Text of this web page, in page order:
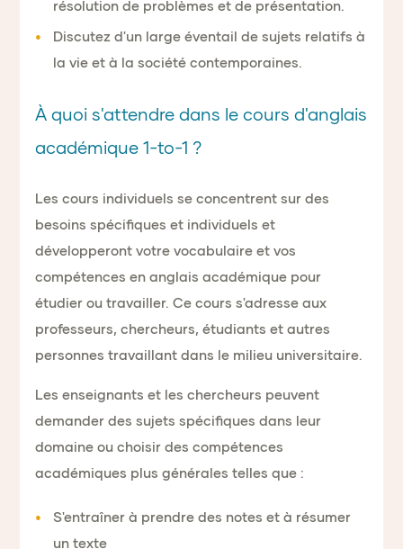
résolution de problèmes et de présentation.
Discutez d'un large éventail de sujets relatifs à
la vie et à la société contemporaines.
À quoi s'attendre dans le cours d'anglais
académique 1-to-1 ?
Les cours individuels se concentrent sur des
besoins spécifiques et individuels et
développeront votre vocabulaire et vos
compétences en anglais académique pour
étudier ou travailler. Ce cours s'adresse aux
professeurs, chercheurs, étudiants et autres
personnes travaillant dans le milieu universitaire.
Les enseignants et les chercheurs peuvent
demander des sujets spécifiques dans leur
domaine ou choisir des compétences
académiques plus générales telles que :
S'entraîner à prendre des notes et à résumer
un texte